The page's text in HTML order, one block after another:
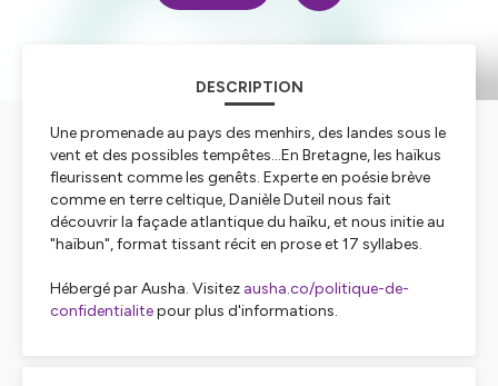
DESCRIPTION
Une promenade au pays des menhirs, des landes sous le
vent et des possibles tempêtes...En Bretagne, les haïkus
fleurissent comme les genêts. Experte en poésie brève
comme en terre celtique, Danièle Duteil nous fait
découvrir la façade atlantique du haïku, et nous initie au
"haïbun", format tissant récit en prose et 17 syllabes.
Hébergé par Ausha. Visitez ausha.co/politique-de-
confidentialitepour plus d'informations.